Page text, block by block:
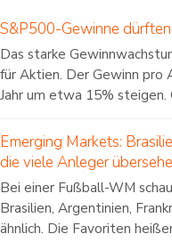
S&P500-Gewinne
Das starke
für Aktien. Der Gewinn pro
Jahr um etwa 15% steigen.
Emerging Markets:
die viele Anleger
Bei einer Fußball-WM
Brasilien, Argentinien,
ähnlich. Die Favoriten